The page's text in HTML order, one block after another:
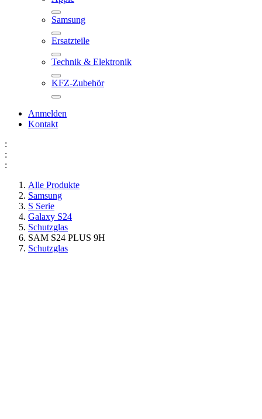
Samsung
Ersatzteile
Technik & Elektronik
KFZ-Zubehör
Anmelden
Kontakt
:
:
:
Alle Produkte
Samsung
S Serie
Galaxy S24
Schutzglas
SAM S24 PLUS 9H
Schutzglas